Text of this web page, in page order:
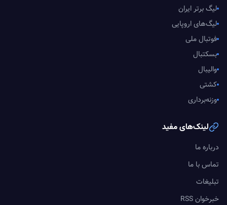
لیگ برتر ایران
لیگ‌های اروپایی
فوتبال ملی
بسکتبال
والیبال
کشتی
وزنه‌برداری
لینک‌های مفید
درباره ما
تماس با ما
تبلیغات
خبرخوان RSS